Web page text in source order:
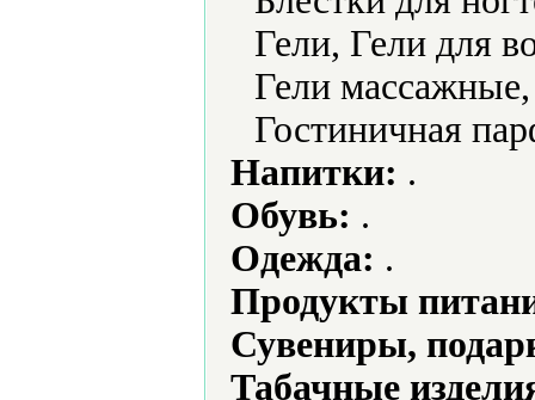
Гели, Гели для
Гели
Гостиничная
Напитки: .
Обувь: .
Одежда: .
Продукты
Сувениры,
Табачные